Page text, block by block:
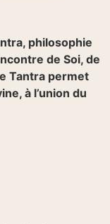
philosophie
de Soi, de
Tantra permet
à l’union du